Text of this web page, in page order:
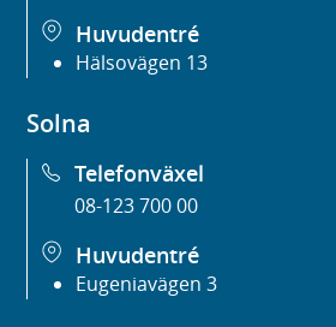
Huvudentré
Hälsovägen 13
Solna
Telefonväxel
08-123 700 00
Huvudentré
Eugeniavägen 3